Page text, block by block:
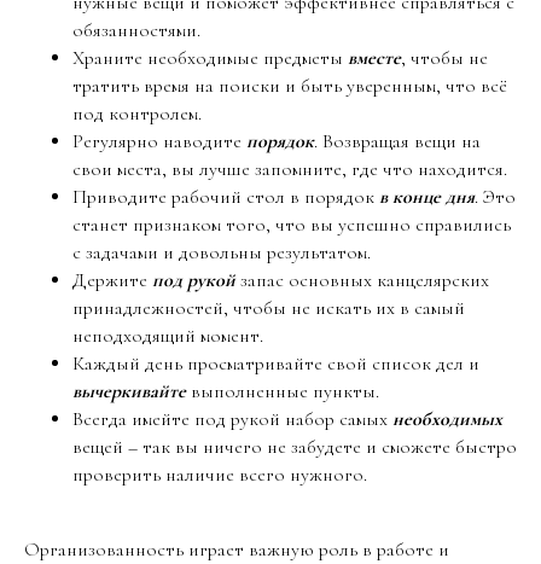
обязанностями.
Храните необходимые предметы вместе, чтобы не
тратить время на поиски и быть уверенным, что всё
под контролем.
Регулярно наводите порядок. Возвращая вещи на
свои места, вы лучше запомните, где что находится.
Приводите рабочий стол в порядок в конце дня. Это
станет признаком того, что вы успешно справились
с задачами и довольны результатом.
Держите под рукойзапас основных канцелярских
принадлежностей, чтобы не искать их в самый
неподходящий момент.
Каждый день просматривайте свой список дел и
вычеркивайтевыполненные пункты.
Всегда имейте под рукой набор самых необходимых
вещей – так вы ничего не забудете и сможете быстро
проверить наличие всего нужного.
Организованность играет важную роль в работе и